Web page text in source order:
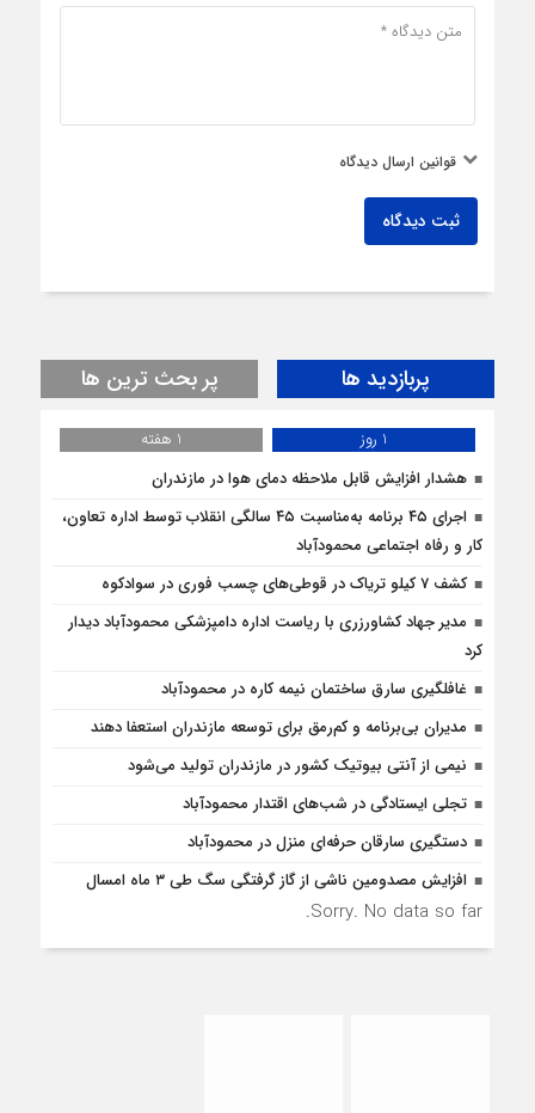
قوانین ارسال دیدگاه
ثبت دیدگاه
پربازدید ها پر بحث ترین ها
1 روز
1 هفته
هشدار افزایش قابل ملاحظه دمای هوا در مازندران
اجرای ۴۵ برنامه به‌مناسبت ۴۵ سالگی انقلاب توسط اداره تعاون،
کار و رفاه اجتماعی محمودآباد
کشف 7 کیلو تریاک در قوطی‌‌های چسب فوری در سوادکوه
مدیر جهاد کشاورزری با ریاست اداره دامپزشکی محمودآباد دیدار
کرد
غافلگيري سارق ساختمان نيمه کاره در محمودآباد
مدیران بی‌برنامه و کم‌رمق برای توسعه مازندران استعفا دهند
نیمی از آنتی بیوتیک کشور در مازندران تولید می‌شود
تجلی ایستادگی در شب‌های اقتدار محمودآباد
دستگیری سارقان حرفه‌ای منزل در محمودآباد
افزایش مصدومین ناشی از گاز گرفتگی سگ طی ۳ ماه امسال
Sorry. No data so far.